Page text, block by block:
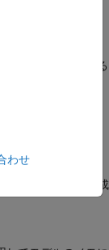
レポートを作成する
トのレポートを作成
わせ